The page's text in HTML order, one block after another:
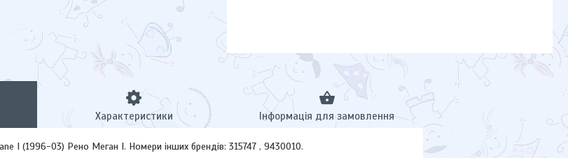
Характеристики Інформація для замовлення
I (1996-03) Рено Меган I. Номери інших брендів: 315747 , 9430010.